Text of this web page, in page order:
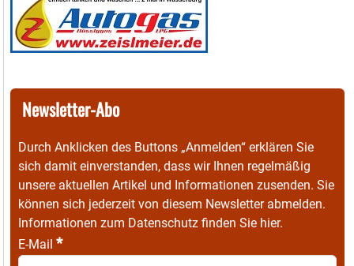
Newsletter-Abo
Durch Anklicken des Buttons „Anmelden“ erklären Sie
sich damit einverstanden, dass wir Ihnen regelmäßig
unsere aktuellen Artikel und Informationen zusenden. Sie
können sich jederzeit von diesem Newsletter abmelden.
Informationen zum Datenschutz finden Sie hier.
E-Mail *